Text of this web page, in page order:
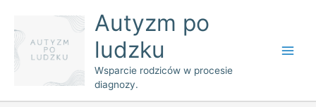
content
Autyzm po
ludzku
Wsparcie rodziców w procesie
diagnozy.